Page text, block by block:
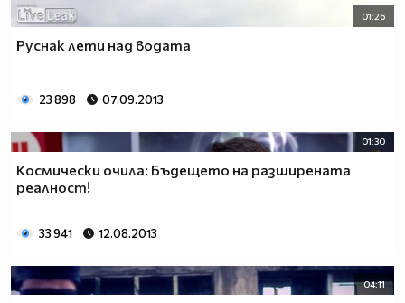
01:26
Руснак лети над водата
23 898 07.09.2013
01:30
Космически очила: Бъдещето на разширената
реалност!
33 941 12.08.2013
04:11